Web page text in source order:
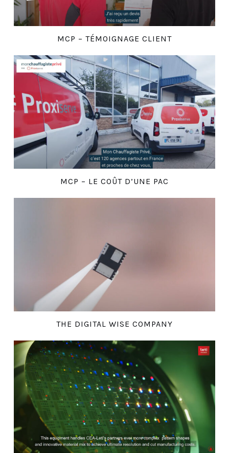
MCP – TÉMOIGNAGE CLIENT
MCP – LE COÛT D’UNE PAC
THE DIGITAL WISE COMPANY